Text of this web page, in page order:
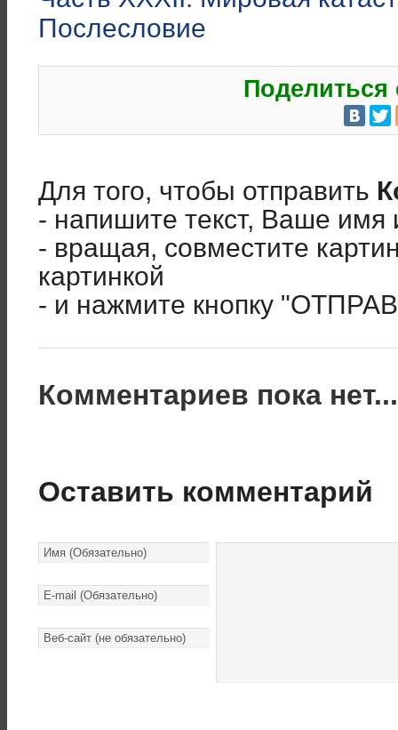
Послесловие
Поделиться
Для того, чтобы отправить
- напишите текст, Ваше имя
- вращая, совместите
картинкой
- и нажмите кнопку
Комментариев пока
Оставить комментарий